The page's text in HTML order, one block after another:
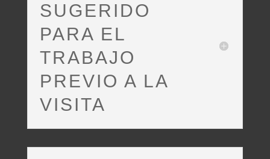
SUGERIDO
PARA EL
TRABAJO
PREVIO A LA
VISITA